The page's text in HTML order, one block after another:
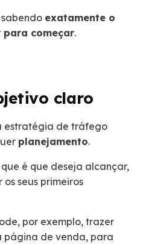
exatamente o
para começar.
claro
estratégia de tráfego
planejamento.
é que deseja alcançar,
seus primeiros
por exemplo, trazer
página de venda, para